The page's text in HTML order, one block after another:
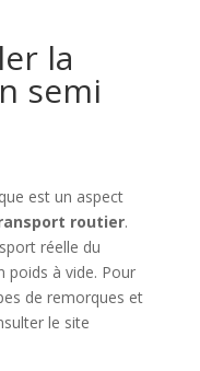
la
semi
est un aspect
routier.
réelle du
poids à vide. Pour
de remorques et
le site